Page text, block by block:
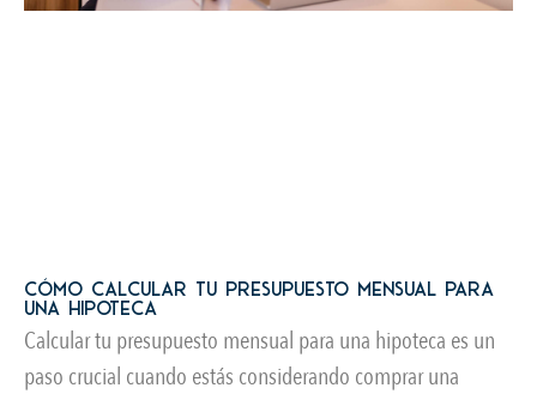
Cómo calcular tu presupuesto mensual para
una hipoteca
Calcular tu presupuesto mensual para una hipoteca es un
paso crucial cuando estás considerando comprar una